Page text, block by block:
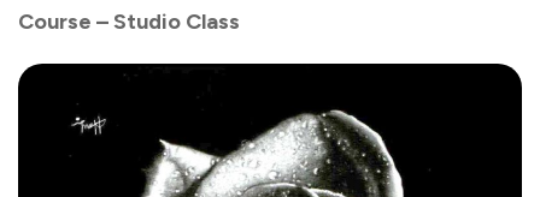
Course – Studio Class